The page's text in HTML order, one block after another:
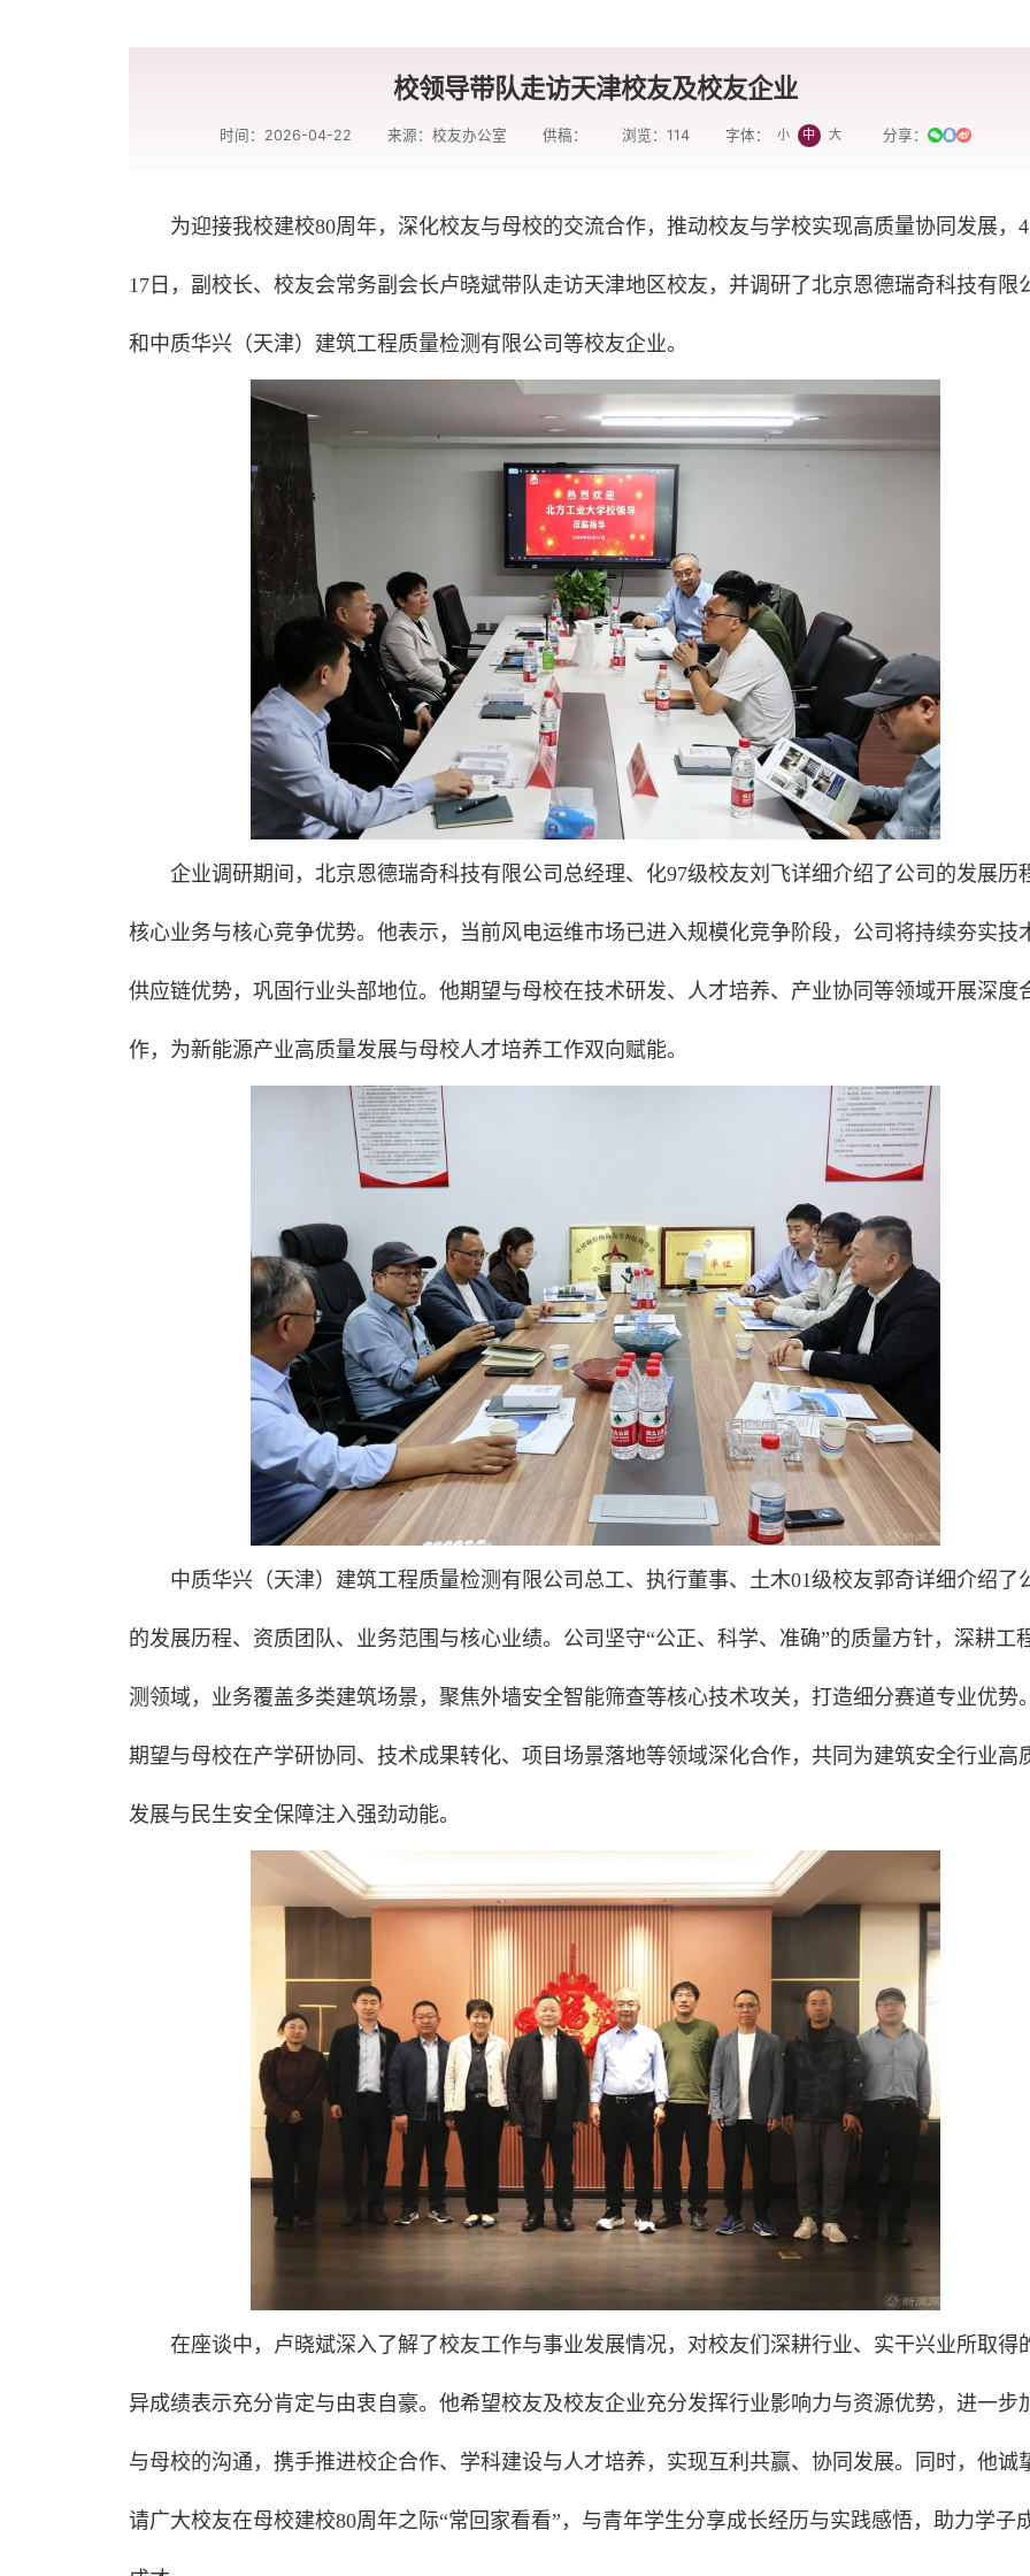
校领导带队走访天津校友及校友企业
时间：2026-04-22 来源：校友办公室 供稿： 浏览：114 字体： 小 中 大 分享：
为迎接我校建校80周年，深化校友与母校的交流合作，推动校友与学校实现高质量协同发展，4
17日，副校长、校友会常务副会长卢晓斌带队走访天津地区校友，并调研了北京恩德瑞奇科技有限
和中质华兴（天津）建筑工程质量检测有限公司等校友企业。
企业调研期间，北京恩德瑞奇科技有限公司总经理、化97级校友刘飞详细介绍了公司的发展历
核心业务与核心竞争优势。他表示，当前风电运维市场已进入规模化竞争阶段，公司将持续夯实技
供应链优势，巩固行业头部地位。他期望与母校在技术研发、人才培养、产业协同等领域开展深度
作，为新能源产业高质量发展与母校人才培养工作双向赋能。
中质华兴（天津）建筑工程质量检测有限公司总工、执行董事、土木01级校友郭奇详细介绍了
的发展历程、资质团队、业务范围与核心业绩。公司坚守“公正、科学、准确”的质量方针，深耕工
测领域，业务覆盖多类建筑场景，聚焦外墙安全智能筛查等核心技术攻关，打造细分赛道专业优势
期望与母校在产学研协同、技术成果转化、项目场景落地等领域深化合作，共同为建筑安全行业高
发展与民生安全保障注入强劲动能。
在座谈中，卢晓斌深入了解了校友工作与事业发展情况，对校友们深耕行业、实干兴业所取得
异成绩表示充分肯定与由衷自豪。他希望校友及校友企业充分发挥行业影响力与资源优势，进一步
与母校的沟通，携手推进校企合作、学科建设与人才培养，实现互利共赢、协同发展。同时，他诚
请广大校友在母校建校80周年之际“常回家看看”，与青年学生分享成长经历与实践感悟，助力学子